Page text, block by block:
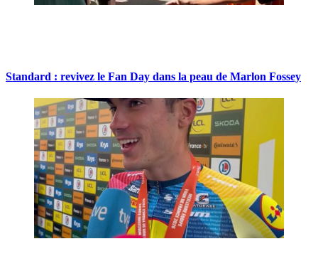
Standard : revivez le Fan Day dans la peau de Marlon Fossey